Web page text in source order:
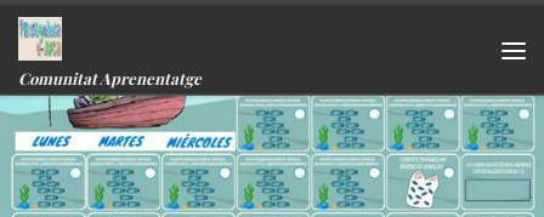
Skip to content
Comunitat Aprenentatge